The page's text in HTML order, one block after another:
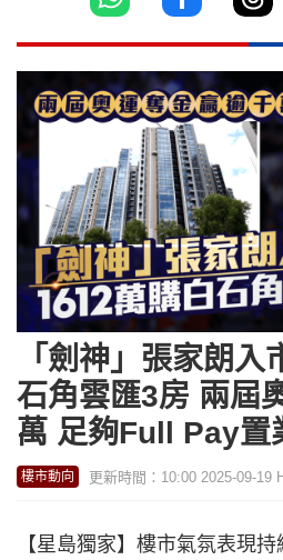
「劍神」張家朗入
石角雲匯3房 兩屆
萬 足夠Full Pay置
樓市動向 更新時間：10:00 2025-09-19
【星島獨家】樓市氣氛表現